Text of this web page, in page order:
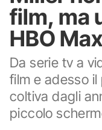
film, ma
HBO Max
Da serie tv a
film e adesso
coltiva dagli
piccolo